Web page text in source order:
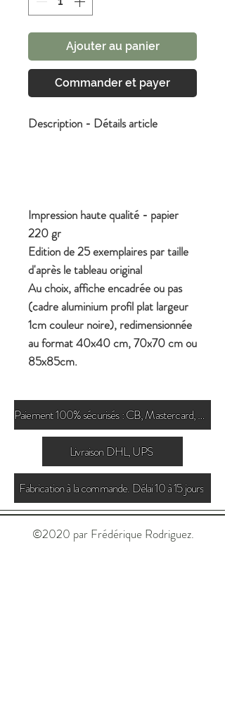
Ajouter au panier
Commander et payer
Description - Détails article
Impression haute qualité - papier
220 gr
Edition de 25 exemplaires par taille
d'après le tableau original
Au choix, affiche encadrée ou pas
(cadre aluminium profil plat largeur
1cm couleur noire), redimensionnée
au format 40x40 cm, 70x70 cm ou
85x85cm.
Paiement 100% sécurisés : CB, Mastercard, Paypal
Livraison DHL, UPS
Fabrication à la commande. Délai 10 à 15 jours
©2020 par Frédérique Rodriguez.